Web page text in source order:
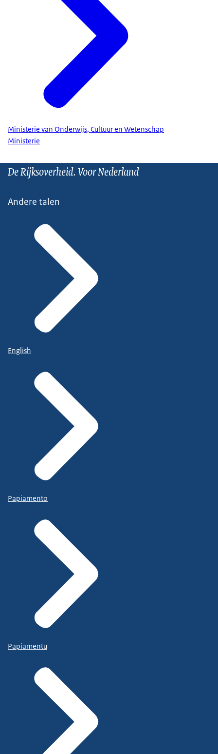
Ministerie van Onderwijs, Cultuur en Wetenschap
Ministerie
De Rijksoverheid. Voor Nederland
Andere talen
English
Papiamento
Papiamentu